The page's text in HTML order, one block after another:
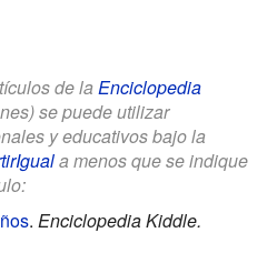
de la Enciclopedia
se puede utilizar
y educativos bajo la
a menos que se indique
. Enciclopedia Kiddle.